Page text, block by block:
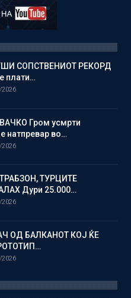
СОПСТВЕНИОТ РЕКОРД
плати…
2026
Гром усмрти
натпревар во…
2026
ТУРЦИТЕ
Дури 25.000…
2026
ОД БАЛКАНОТ КОЈ ЌЕ
2026